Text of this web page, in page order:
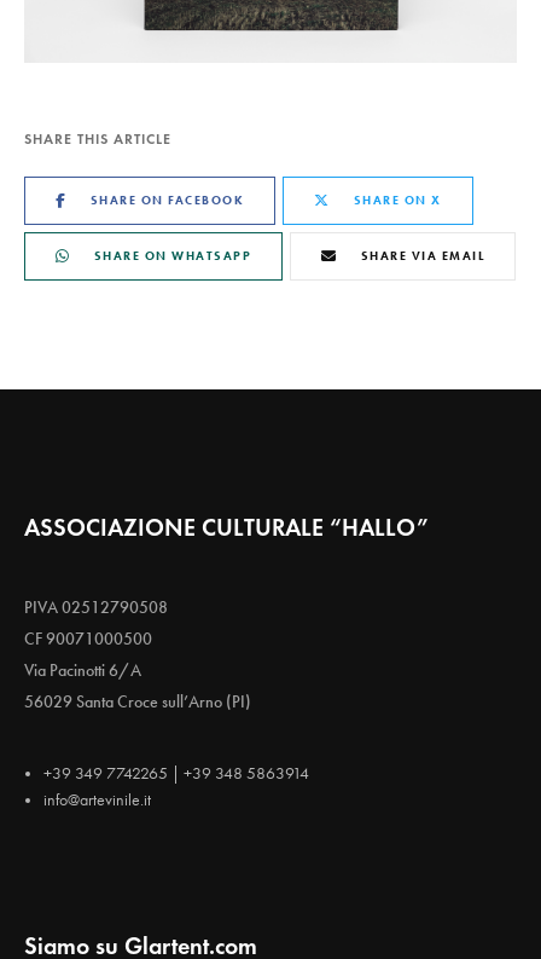
SHARE THIS ARTICLE
SHARE ON FACEBOOK SHARE ON X
SHARE ON WHATSAPP SHARE VIA EMAIL
ASSOCIAZIONE CULTURALE “HALLO”
PIVA 02512790508
CF 90071000500
Via Pacinotti 6/A
56029 Santa Croce sull’Arno (PI)
+39 349 7742265 | +39 348 5863914
info@artevinile.it
Siamo su Glartent.com